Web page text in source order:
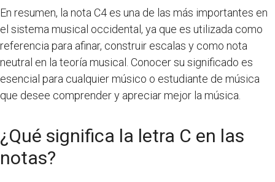
En resumen, la nota C4 es una de las más importantes en
el sistema musical occidental, ya que es utilizada como
referencia para afinar, construir escalas y como nota
neutral en la teoría musical. Conocer su significado es
esencial para cualquier músico o estudiante de música
que desee comprender y apreciar mejor la música.
¿Qué significa la letra C en las
notas?